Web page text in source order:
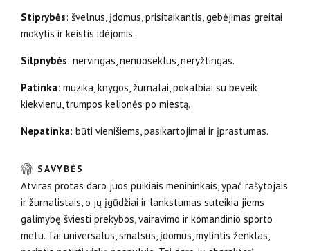
Stiprybės: švelnus, įdomus, prisitaikantis, gebėjimas greitai
mokytis ir keistis idėjomis.
Silpnybės: nervingas, nenuoseklus, neryžtingas.
Patinka: muzika, knygos, žurnalai, pokalbiai su beveik
kiekvienu, trumpos kelionės po miestą.
Nepatinka: būti vienišiems, pasikartojimai ir įprastumas.
SAVYBĖS
Atviras protas daro juos puikiais menininkais, ypač rašytojais
ir žurnalistais, o jų įgūdžiai ir lankstumas suteikia jiems
galimybę šviesti prekybos, vairavimo ir komandinio sporto
metu. Tai universalus, smalsus, įdomus, mylintis ženklas,